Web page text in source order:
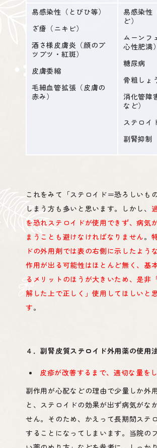
施設紹介
アクセス
Blog
易感染性（とびひ等）
ざ瘡（ニキビ）
酒さ様皮膚炎（顔のプ
ツプツ・紅斑）
皮膚委縮
毛細血管拡張（皮膚の
赤み）
易感染性
ど）
ムーンフ
心性肥満）
糖尿病
骨粗しょ
消化管障
など）
ステロイ
副腎抑制
これをみて「ステロイド＝恐ろしいも
しまう方も多いと思います。しかし、
を恐れステロイドが使用できず、病気
まうことも避けなければなりません。
ドの外用剤では表の右側に示したよう
作用が出る可能性はほとんど無く、基
るメリットのほうが大きいため、是非
解した上で正しく」使用してほしいと
す。
４．副腎皮質ステロイド外用薬の使用
皮疹が改善するまで、適切な量を
副作用が心配などの理由で少量しか外
と、ステロイドの効果が出ず病気がな
せん。そのため、かえって長期間ステ
することになってしまいます。当院の